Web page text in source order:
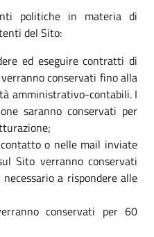
politiche in materia di
del Sito:
ed eseguire contratti di
conservati fino alla
amministrativo-contabili. I
saranno conservati per
o nelle mail inviate
Sito verranno conservati
a rispondere alle
conservati per 60